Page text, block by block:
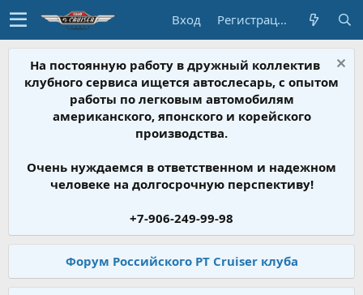
Вход Регистрация
На постоянную работу в дружный коллектив
клубного сервиса ищется автослесарь, с опытом
работы по легковым автомобилям
американского, японского и корейского
производства.
Очень нуждаемся в ответственном и надежном
человеке на долгосрочную перспективу!
+7-906-249-99-98
Форум Российского PT Cruiser клуба